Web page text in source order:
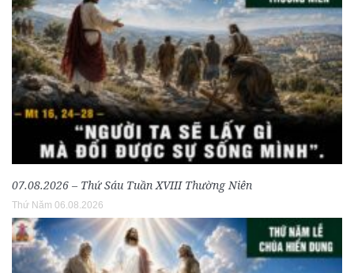
07.08.2026 – Thứ Sáu Tuần XVIII Thường Niên
Thứ Năm 06.08.2026